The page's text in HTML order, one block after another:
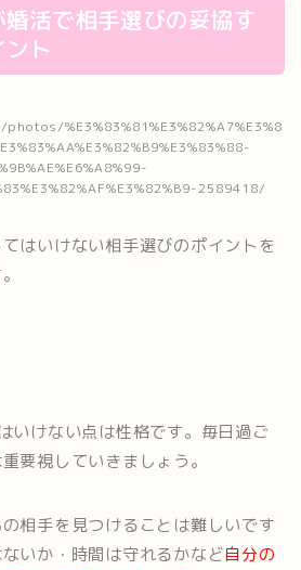
活で相手選びの妥協す
ト
%E3%83%81%E3%82%A7%E3%8
2589418/
はいけない相手選びのポイントを
いけない点は性格です。毎日過ご
要視していきましょう。
相手を見つけることは難しいです
いか・時間は守れるかなど自分の